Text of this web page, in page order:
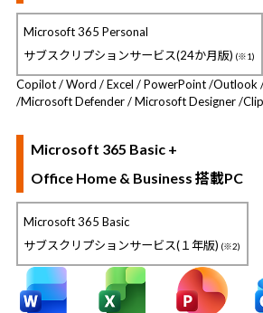
Microsoft 365 Personal
サブスクリプションサービス(24か月版) (※1)
Copilot / Word / Excel / PowerPoint /Outlook
/Microsoft Defender / Microsoft Designer /
Microsoft 365 Basic +
Office Home & Business 搭載PC
Microsoft 365 Basic
サブスクリプションサービス(１年版) (※2)